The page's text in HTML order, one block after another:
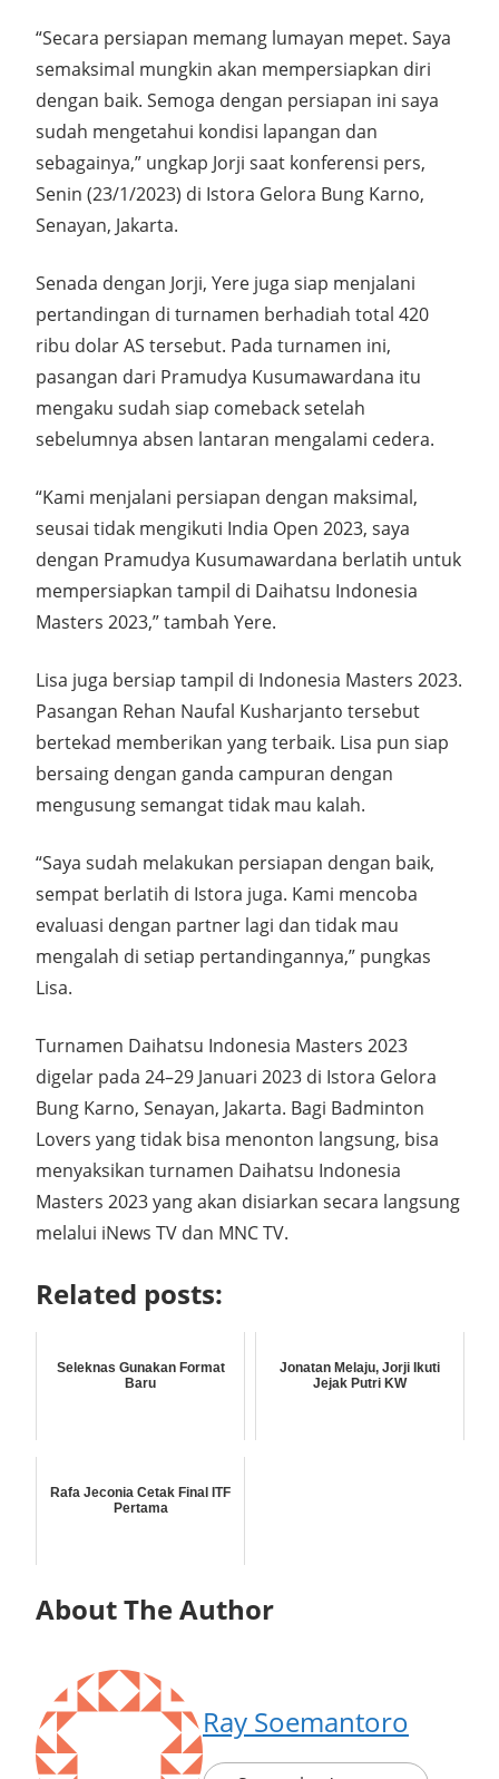
“Secara persiapan memang lumayan mepet. Saya
semaksimal mungkin akan mempersiapkan diri
dengan baik. Semoga dengan persiapan ini saya
sudah mengetahui kondisi lapangan dan
sebagainya,” ungkap Jorji saat konferensi pers,
Senin (23/1/2023) di Istora Gelora Bung Karno,
Senayan, Jakarta.
Senada dengan Jorji, Yere juga siap menjalani
pertandingan di turnamen berhadiah total 420
ribu dolar AS tersebut. Pada turnamen ini,
pasangan dari Pramudya Kusumawardana itu
mengaku sudah siap comeback setelah
sebelumnya absen lantaran mengalami cedera.
“Kami menjalani persiapan dengan maksimal,
seusai tidak mengikuti India Open 2023, saya
dengan Pramudya Kusumawardana berlatih untuk
mempersiapkan tampil di Daihatsu Indonesia
Masters 2023,” tambah Yere.
Lisa juga bersiap tampil di Indonesia Masters 2023.
Pasangan Rehan Naufal Kusharjanto tersebut
bertekad memberikan yang terbaik. Lisa pun siap
bersaing dengan ganda campuran dengan
mengusung semangat tidak mau kalah.
“Saya sudah melakukan persiapan dengan baik,
sempat berlatih di Istora juga. Kami mencoba
evaluasi dengan partner lagi dan tidak mau
mengalah di setiap pertandingannya,” pungkas
Lisa.
Turnamen Daihatsu Indonesia Masters 2023
digelar pada 24–29 Januari 2023 di Istora Gelora
Bung Karno, Senayan, Jakarta. Bagi Badminton
Lovers yang tidak bisa menonton langsung, bisa
menyaksikan turnamen Daihatsu Indonesia
Masters 2023 yang akan disiarkan secara langsung
melalui iNews TV dan MNC TV.
Related posts:
Seleknas Gunakan Format
Baru
Jonatan Melaju, Jorji Ikuti
Jejak Putri KW
Rafa Jeconia Cetak Final ITF
Pertama
About The Author
Ray Soemantoro